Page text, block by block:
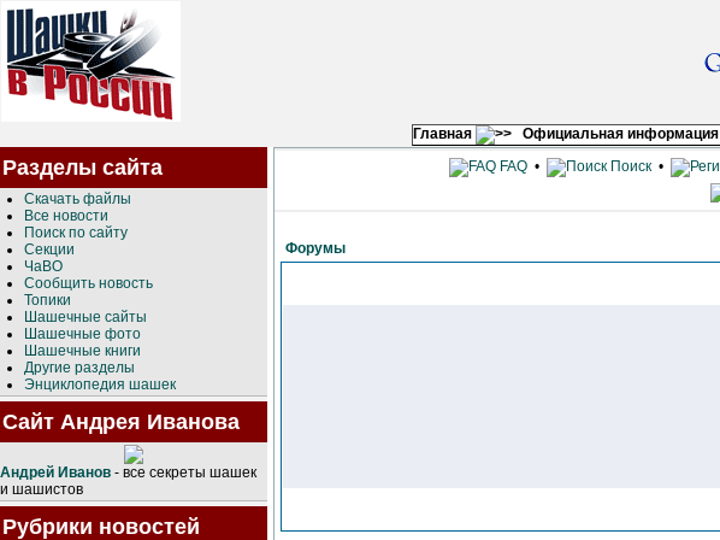
Главная
Официальная информация
Разделы сайта
Скачать файлы
Все новости
Поиск по сайту
Секции
ЧаВО
Сообщить новость
Топики
Шашечные сайты
Шашечные фото
Шашечные книги
Другие разделы
Энциклопедия шашек
Сайт Андрея Иванова
Андрей Иванов - все секреты шашек
и шашистов
Рубрики новостей
FAQ• Поиск•
Форумы